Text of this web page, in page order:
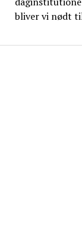
bliver vi nødt